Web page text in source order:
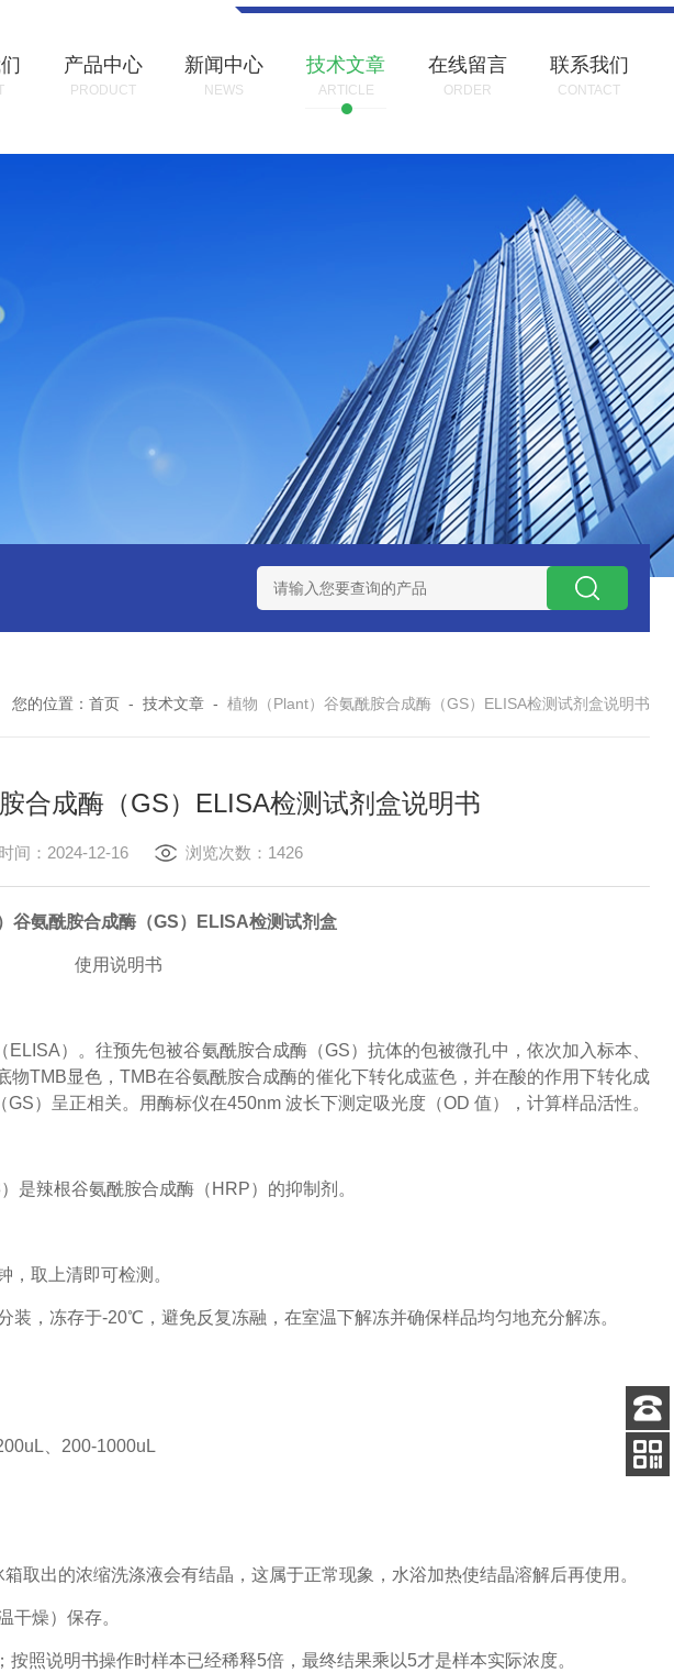
产品中心
PRODUCT
新闻中心
NEWS
技术文章
ARTICLE
在线留言
ORDER
联系我们
CONTACT
小鼠神经酰胺-1-磷酸（C1P）ELISA 试剂盒 小鼠（
您的位置： 首页 - 技术文章 - 植物（Plant）谷氨酰胺合成酶（GS）ELISA检测试剂盒说明书
合成酶（GS）ELISA检测试剂盒说明书
间：2024-12-16 浏览次数：1426
谷氨酰胺合成酶（GS） ELISA检测试剂盒
使用说明书
ELISA）。往预先包被谷氨酰胺合成酶（GS）抗体的包被微孔中，依次加入标本、
TMB显色，TMB在谷氨酰胺合成酶的催化下转化成蓝色，并在酸的作用下转化成
GS）呈正相关。用酶标仪在450nm 波长下测定吸光度（OD 值），计算样品活性。
是辣根谷氨酰胺合成酶（ HRP）的抑制剂。
，取上清即可检测。
，冻存于-20℃，避免反复冻融，在室温下解冻并确保样品均匀地充分解冻。
、200-1000uL
取出的浓缩洗涤液会有结晶，这属于正常现象，水浴加热使结晶溶解后再使用。
干燥）保存。
照说明书操作时样本已经稀释5倍，最终结果乘以5才是样本实际浓度。
客服
电话